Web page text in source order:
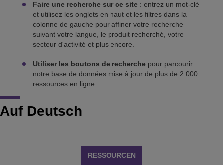
Faire une recherche sur ce site : entrez un mot-clé
et utilisez les onglets en haut et les filtres dans la
colonne de gauche pour affiner votre recherche
suivant votre langue, le produit recherché, votre
secteur d'activité et plus encore.
Utiliser les boutons de recherche pour parcourir
notre base de données mise à jour de plus de 2 000
ressources en ligne.
Auf Deutsch
RESSOURCEN